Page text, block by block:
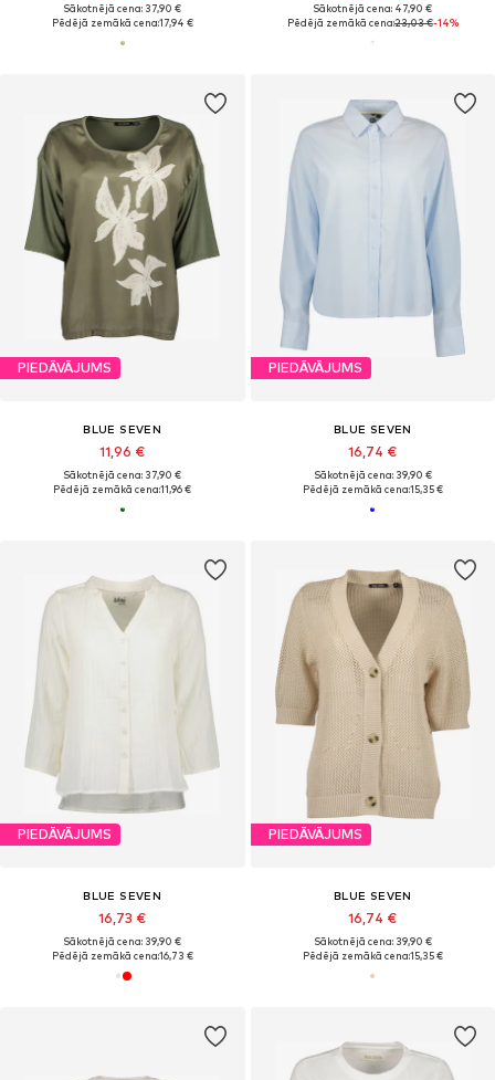
Sākotnējā cena: 37,90 €
Pēdējā zemākā cena:17,94 €
Sākotnējā cena: 47,90 €
Pēdējā zemākā cena:23,03 €-14%
PIEDĀVĀJUMS
BLUE SEVEN
11,96 €
Sākotnējā cena: 37,90 €
Pēdējā zemākā cena:11,96 €
PIEDĀVĀJUMS
BLUE SEVEN
16,74 €
Sākotnējā cena: 39,90 €
Pēdējā zemākā cena:15,35 €
PIEDĀVĀJUMS
BLUE SEVEN
16,73 €
Sākotnējā cena: 39,90 €
Pēdējā zemākā cena:16,73 €
PIEDĀVĀJUMS
BLUE SEVEN
16,74 €
Sākotnējā cena: 39,90 €
Pēdējā zemākā cena:15,35 €